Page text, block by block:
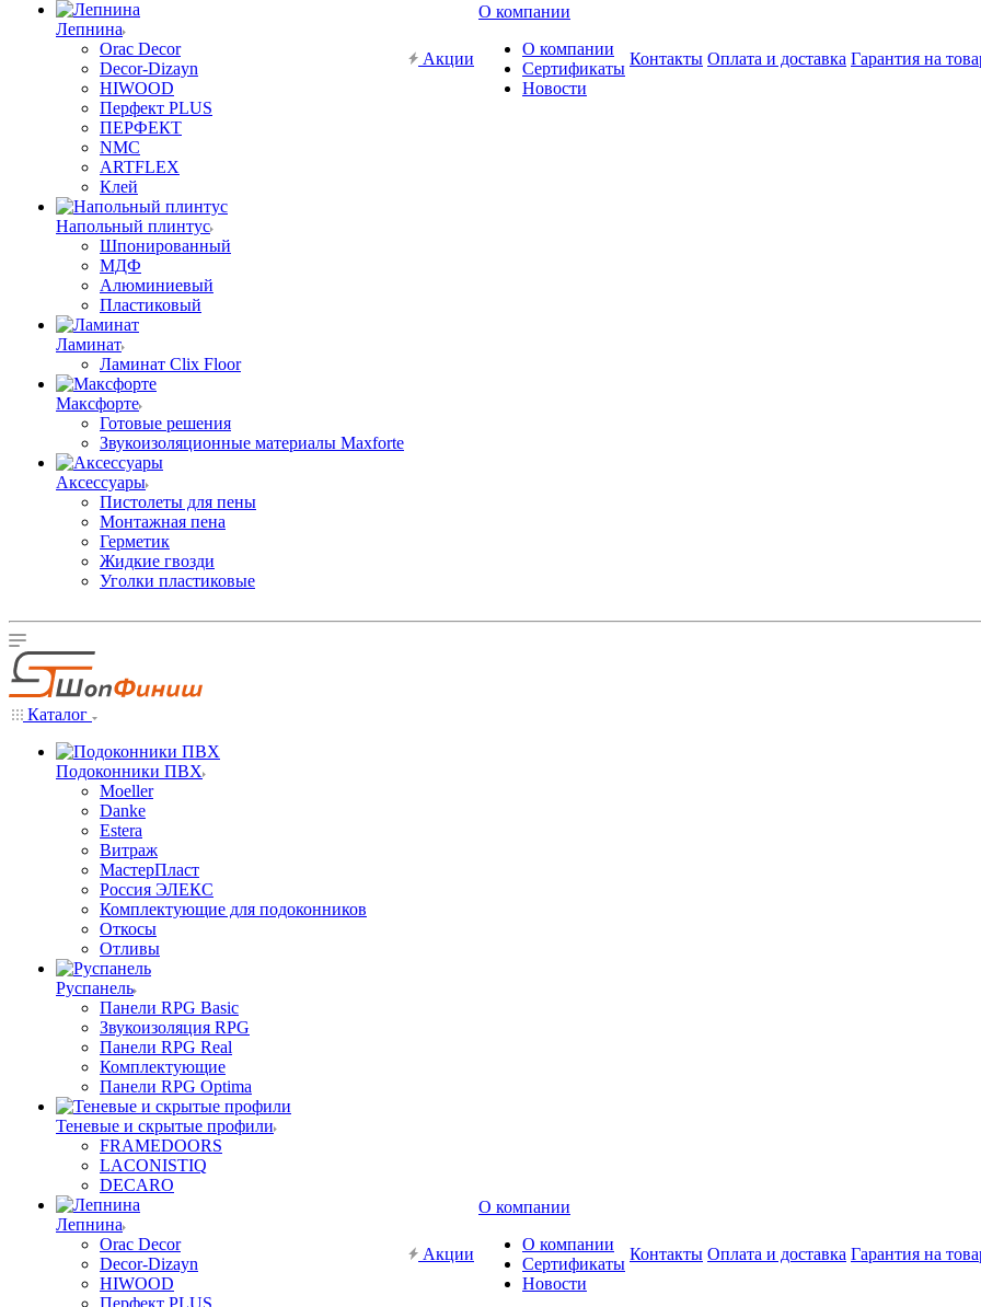
Лепнина
Orac Decor
Decor-Dizayn
HIWOOD
Перфект PLUS
ПЕРФЕКТ
NMC
ARTFLEX
Клей
Напольный плинтус
Шпонированный
МДФ
Алюминиевый
Пластиковый
Ламинат
Ламинат Clix Floor
Максфорте
Готовые решения
Звукоизоляционные материалы Maxforte
Аксессуары
Пистолеты для пены
Монтажная пена
Герметик
Жидкие гвозди
Уголки пластиковые
Акции
О компании
О компании
Сертификаты
Новости
Контакты Оплата и доставка Гарантия на
Каталог
Подоконники ПВХ
Moeller
Danke
Estera
Витраж
МастерПласт
Россия ЭЛЕКС
Комплектующие для подоконников
Откосы
Отливы
Руспанель
Панели RPG Basic
Звукоизоляция RPG
Панели RPG Real
Комплектующие
Панели RPG Optima
Теневые и скрытые профили
FRAMEDOORS
LACONISTIQ
DECARO
Лепнина
Orac Decor
Decor-Dizayn
HIWOOD
Перфект PLUS
Акции
О компании
О компании
Сертификаты
Новости
Контакты Оплата и доставка Гарантия на